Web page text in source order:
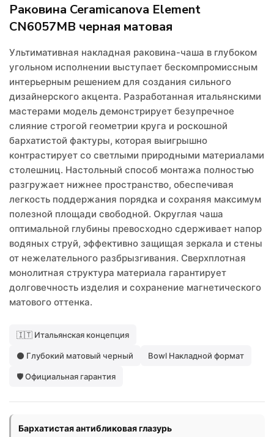
Раковина Ceramicanova Element
CN6057MB черная матовая
Ультимативная накладная раковина-чаша в глубоком
угольном исполнении выступает бескомпромиссным
интерьерным решением для создания сильного
дизайнерского акцента. Разработанная итальянскими
мастерами модель демонстрирует безупречное
слияние строгой геометрии круга и роскошной
бархатистой фактуры, которая выигрышно
контрастирует со светлыми природными материалами
столешниц. Настольный способ монтажа полностью
разгружает нижнее пространство, обеспечивая
легкость поддержания порядка и сохраняя максимум
полезной площади свободной. Округлая чаша
оптимальной глубины превосходно сдерживает напор
водяных струй, эффективно защищая зеркала и стены
от нежелательного разбрызгивания. Сверхплотная
монолитная структура материала гарантирует
долговечность изделия и сохранение магнетического
матового оттенка.
🇮🇹 Итальянская концепция
⚫ Глубокий матовый черный Bowl Накладной формат
🛡️ Официальная гарантия
Бархатистая антибликовая глазурь